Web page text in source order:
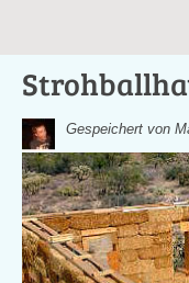
Gespeichert von